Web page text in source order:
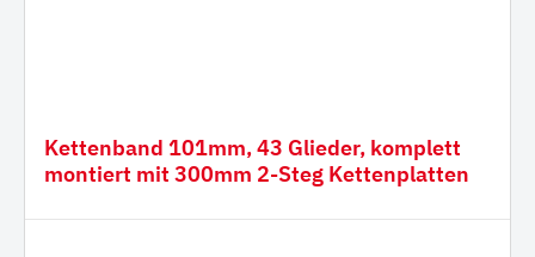
Kettenband 101mm, 43 Glieder, komplett
montiert mit 300mm 2-Steg Kettenplatten